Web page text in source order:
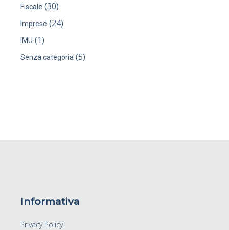
Fiscale (30)
Imprese (24)
IMU (1)
Senza categoria (5)
Informativa
Privacy Policy